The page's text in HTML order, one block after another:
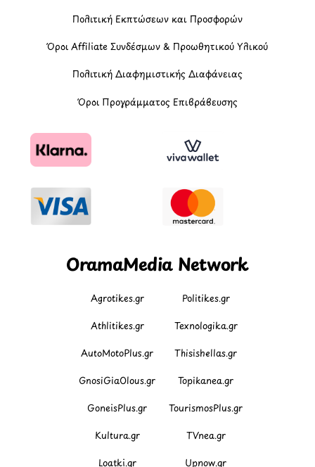
Πολιτική Εκπτώσεων και Προσφορών
Όροι Affiliate Συνδέσμων & Προωθητικού Υλικού
Πολιτική Διαφημιστικής Διαφάνειας
Όροι Προγράμματος Επιβράβευσης
OramaMedia Network
Agrotikes.gr Politikes.gr
Athlitikes.gr Texnologika.gr
AutoMotoPlus.gr Thisishellas.gr
GnosiGiaOlous.gr Topikanea.gr
GoneisPlus.gr TourismosPlus.gr
Kultura.gr TVnea.gr
Loatki.gr Upnow.gr